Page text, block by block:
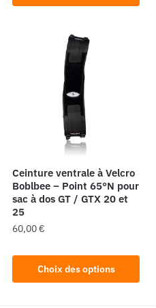
Ceinture ventrale à Velcro
Boblbee – Point 65°N pour
sac à dos GT / GTX 20 et
25
60,00€
Choix des options
produit
a